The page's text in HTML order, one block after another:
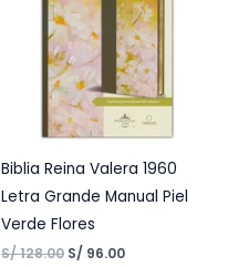
Biblia Reina Valera 1960
Letra Grande Manual Piel
Verde Flores
S/128.00 S/ 96.00